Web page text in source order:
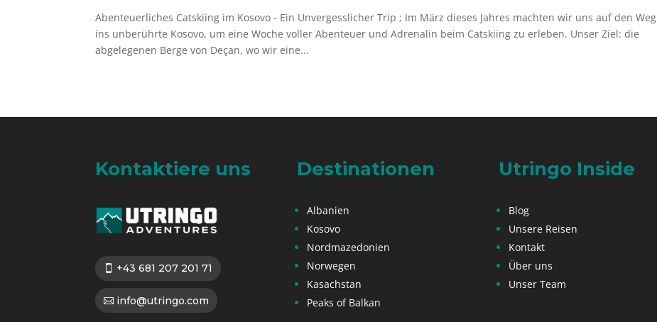
Abenteuerliches Catskiing im Kosovo - Ein Unvergesslicher Trip ; Im März dieses Jahres machten wir uns auf den Weg
ins unberührte Kosovo, um eine Woche voller Abenteuer und Adrenalin beim Catskiing zu erleben. Unser Ziel: die
abgelegenen Berge von Deçan, wo wir eine...
Kontaktiere uns
+43 681 207 201 71
info@utringo.com
Destinationen
Albanien
Kosovo
Nordmazedonien
Norwegen
Kasachstan
Peaks of Balkan
Utringo Inside
Blog
Unsere Reisen
Kontakt
Über uns
Unser Team